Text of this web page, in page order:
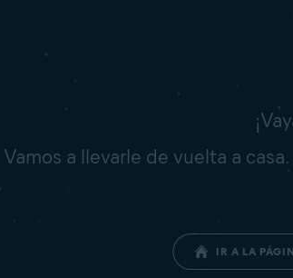
Vamos a llevarle de vuelta a
IR A LA